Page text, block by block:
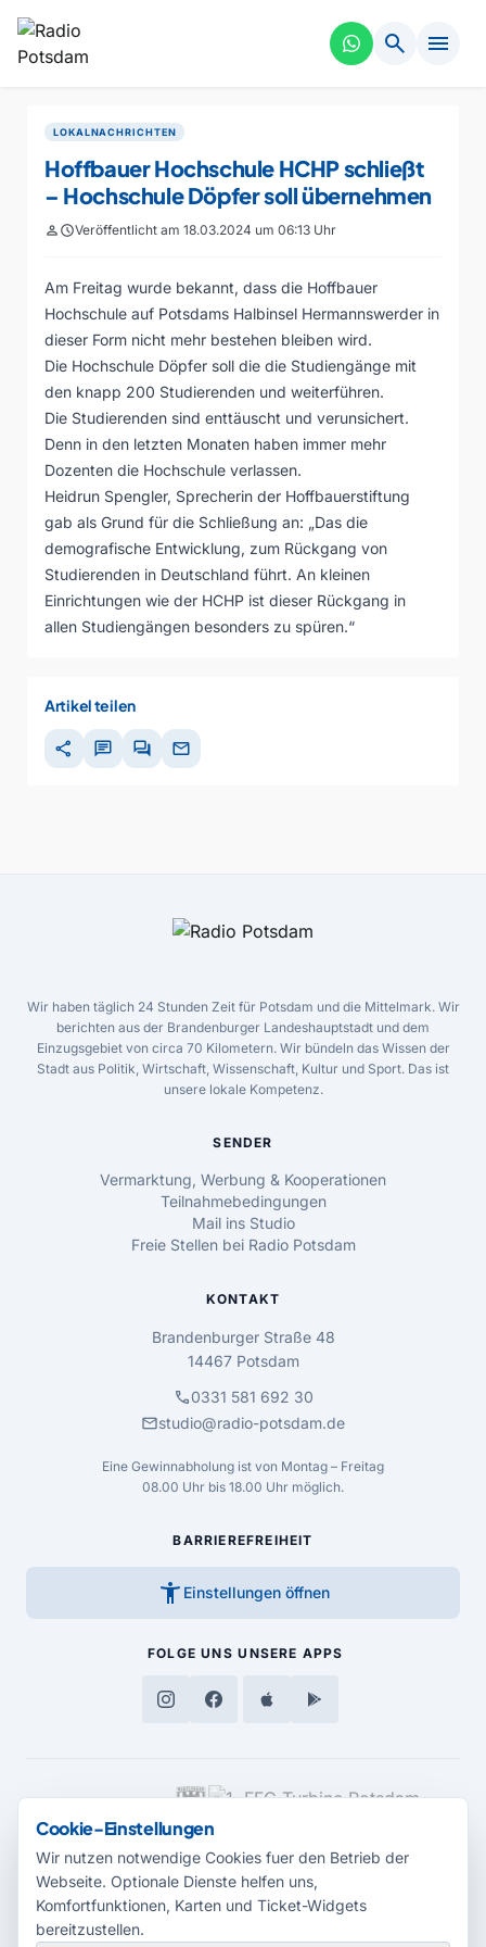
search menu
LOKALNACHRICHTEN
Hoffbauer Hochschule HCHP schließt
– Hochschule Döpfer soll übernehmen
personscheduleVeröffentlicht am 18.03.2024 um 06:13 Uhr
Am Freitag wurde bekannt, dass die Hoffbauer
Hochschule auf Potsdams Halbinsel Hermannswerder in
dieser Form nicht mehr bestehen bleiben wird.
Die Hochschule Döpfer soll die die Studiengänge mit
den knapp 200 Studierenden und weiterführen.
Die Studierenden sind enttäuscht und verunsichert.
Denn in den letzten Monaten haben immer mehr
Dozenten die Hochschule verlassen.
Heidrun Spengler, Sprecherin der Hoffbauerstiftung
gab als Grund für die Schließung an: „Das die
demografische Entwicklung, zum Rückgang von
Studierenden in Deutschland führt. An kleinen
Einrichtungen wie der HCHP ist dieser Rückgang in
allen Studiengängen besonders zu spüren.“
Artikel teilen
share chat forum mail
Wir haben täglich 24 Stunden Zeit für Potsdam und die Mittelmark. Wir
berichten aus der Brandenburger Landeshauptstadt und dem
Einzugsgebiet von circa 70 Kilometern. Wir bündeln das Wissen der
Stadt aus Politik, Wirtschaft, Wissenschaft, Kultur und Sport. Das ist
unsere lokale Kompetenz.
SENDER
Vermarktung, Werbung & Kooperationen
Teilnahmebedingungen
Mail ins Studio
Freie Stellen bei Radio Potsdam
KONTAKT
Brandenburger Straße 48
14467 Potsdam
call0331 581 692 30
mailstudio@radio-potsdam.de
Eine Gewinnabholung ist von Montag – Freitag
08.00 Uhr bis 18.00 Uhr möglich.
BARRIEREFREIHEIT
accessibility_new Einstellungen öffnen
FOLGE UNS UNSERE APPS
MEDIENPARTNER
Cookie-Einstellungen
Wir nutzen notwendige Cookies fuer den Betrieb der
Webseite. Optionale Dienste helfen uns,
Komfortfunktionen, Karten und Ticket-Widgets
bereitzustellen.